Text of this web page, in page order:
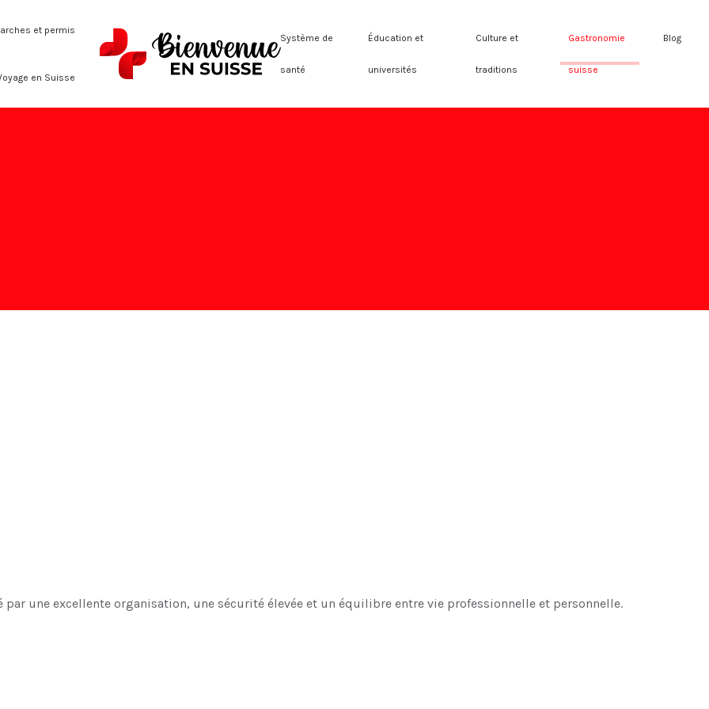
et permis
en Suisse
Système de
santé
Éducation et
universités
Culture et
traditions
Gastronomie
suisse
Blog
une excellente organisation, une sécurité élevée et un équilibre entre vie professionnelle et personnelle.